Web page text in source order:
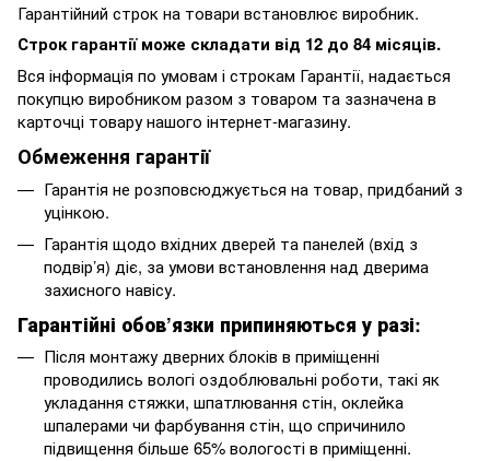
Гарантійний строк на товари встановлює виробник.
Строк гарантії може складати від 12 до 84 місяців.
Вся інформація по умовам і строкам Гарантії, надається
покупцю виробником разом з товаром та зазначена в
карточці товару нашого інтернет-магазину.
Обмеження гарантії
Гарантія не розповсюджується на товар, придбаний з
уцінкою.
Гарантія щодо вхідних дверей та панелей (вхід з
подвір’я) діє, за умови встановлення над дверима
захисного навісу.
Гарантійні обов’язки припиняються у разі:
Після монтажу дверних блоків в приміщенні
проводились вологі оздоблювальні роботи, такі як
укладання стяжки, шпатлювання стін, оклейка
шпалерами чи фарбування стін, що спричинило
підвищення більше 65% вологості в приміщенні.